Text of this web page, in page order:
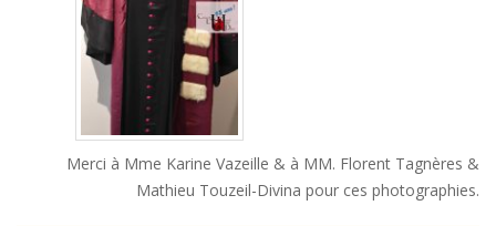
Merci à Mme Karine Vazeille & à MM. Florent Tagnères &
Mathieu Touzeil-Divina pour ces photographies.